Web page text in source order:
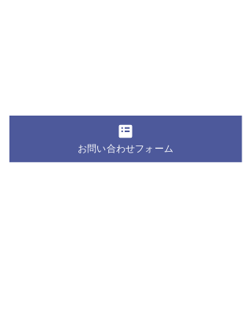
お問い合わせフォーム